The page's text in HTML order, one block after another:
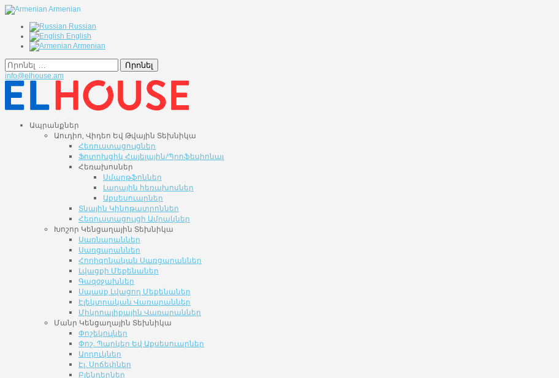
Armenian
Russian
English
Armenian
Որոնել
info@elhouse.am
Ապրանքներ
Աուդիո, Վիդեո Եվ Թվային Տեխնիկա
Հեռուստացույցներ
Ֆոտոխցիկ Հայելային/Պրոֆեսիոնալ
Հեռախոսներ
Սմարթֆոններ
Լարային հեռախոսներ
Աքսեսուարներ
Տնային Կինոթատրոններ
Հեռուստացույցի Ամրակներ
Խոշոր Կենցաղային Տեխնիկա
Սառնարաններ
Սառցարաններ
Հորիզոնական Սառցարաններ
Լվացքի Մեքենաներ
Գազօջախներ
Սպասք Լվացող Մեքենաներ
Էլեկտրական Վառարաններ
Միկրոալիքային Վառարաններ
Մանր Կենցաղային Տեխնիկա
Փոշեկուլներ
Փոշ. Պարկեր Եվ Աքսեսուարներ
Արդուկներ
Էլ. Սրճեփներ
Բլենդերներ